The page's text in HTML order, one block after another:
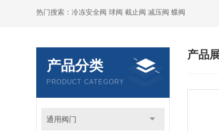
热门搜索：冷冻安全阀 球阀 截止阀 减压阀 蝶阀
产品分类
PRODUCT CATEGORY
通用阀门
产品